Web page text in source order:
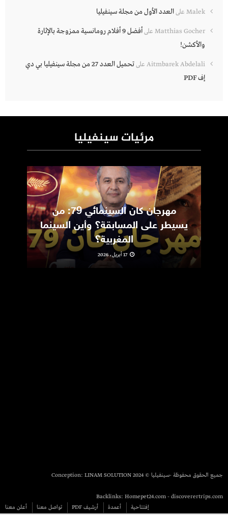
Malek علىالعدد الأول من مجلة سينفيليا
Matthias Gocher على
أفضل 9 أفلام رومانسية ممزوجة بالإثارة
والأكشن!
Aitmbarek Abdelali على
تحميل العدد 27 من مجلة سينفيليا بي دي
إف PDF
مرئيات سينفيليا
مهرجان كان السينمائي 79: من
يسيطر على المسابقة؟ وأين السينما
المغربية؟
17 أبريل، 2026
جميع الحقوق محفوظة -سينفيليا © 2024 Conception: LINAM SOLUTION
Backlinks: Homepet24.com - discoverertrips.com
إفتتاحية
أعمدة أرشيف PDF تواصل معنا أعلن معنا